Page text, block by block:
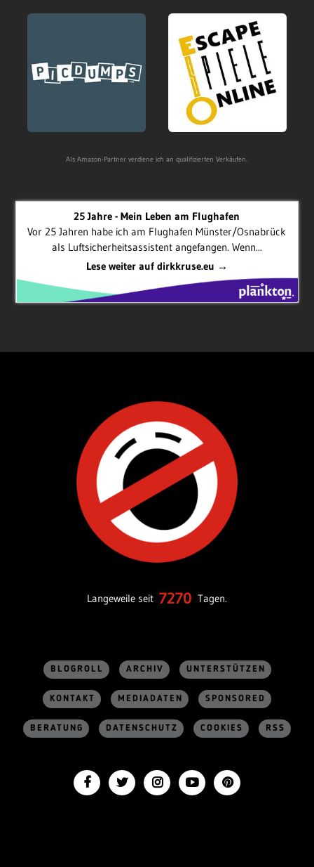
Als Amazon-Partner verdiene ich an qualifizierten Verkäufen.
25 Jahre - Mein Leben am Flughafen
Vor 25 Jahren habe ich am Flughafen Münster/Osnabrück
als Luftsicherheitsassistent angefangen. Wenn...
Lese weiter auf dirkkruse.eu →
Langeweile seit 7270 Tagen.
BLOGROLL ARCHIV UNTERSTÜTZEN
KONTAKT MEDIADATEN SPONSORED
BERATUNG DATENSCHUTZ COOKIES RSS